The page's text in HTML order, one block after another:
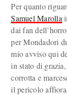
Per quanto
Samuel Marolla
dai fan
per Mondadori
mio avviso qui
in stato di
corrotta e
il pericolo